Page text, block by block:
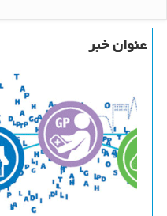
عنوان خبر